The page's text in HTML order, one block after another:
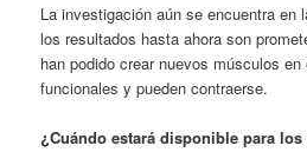
La investigación aún se encuentra en
los resultados hasta ahora son
han podido crear nuevos músculos
funcionales y pueden contraerse.
¿Cuándo estará disponible para los